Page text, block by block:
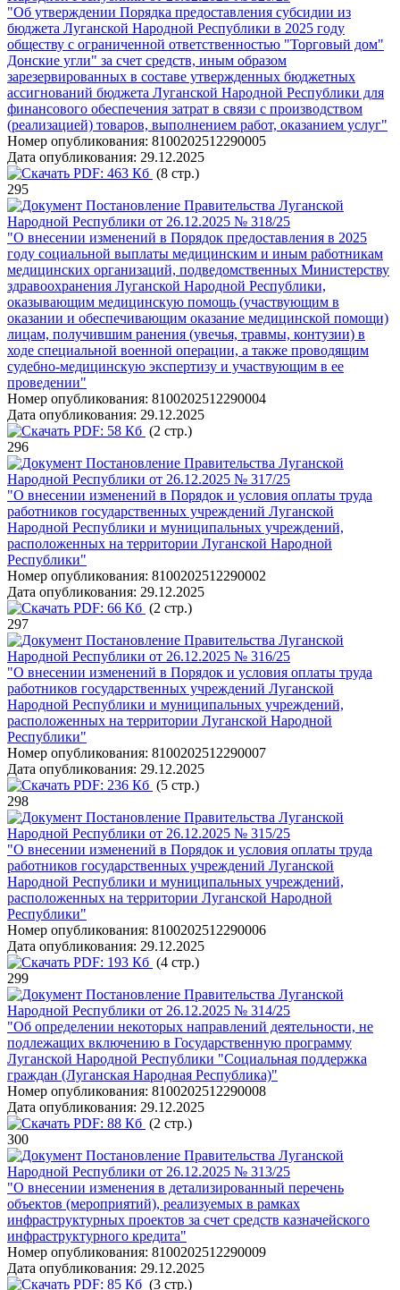
"Об утверждении Порядка предоставления субсидии из
бюджета Луганской Народной Республики в 2025 году
обществу с ограниченной ответственностью "Торговый дом"
Донские угли" за счет средств, иным образом
зарезервированных в составе утвержденных бюджетных
ассигнований бюджета Луганской Народной Республики для
финансового обеспечения затрат в связи с производством
(реализацией) товаров, выполнением работ, оказанием услуг"
Номер опубликования: 8100202512290005
Дата опубликования: 29.12.2025
PDF: 463 Кб (8 стр.)
295
Постановление Правительства Луганской
Народной Республики от 26.12.2025 № 318/25
"О внесении изменений в Порядок предоставления в 2025
году социальной выплаты медицинским и иным работникам
медицинских организаций, подведомственных Министерству
здравоохранения Луганской Народной Республики,
оказывающим медицинскую помощь (участвующим в
оказании и обеспечивающим оказание медицинской помощи)
лицам, получившим ранения (увечья, травмы, контузии) в
ходе специальной военной операции, а также проводящим
судебно-медицинскую экспертизу и участвующим в ее
проведении"
Номер опубликования: 8100202512290004
Дата опубликования: 29.12.2025
PDF: 58 Кб (2 стр.)
296
Постановление Правительства Луганской
Народной Республики от 26.12.2025 № 317/25
"О внесении изменений в Порядок и условия оплаты труда
работников государственных учреждений Луганской
Народной Республики и муниципальных учреждений,
расположенных на территории Луганской Народной
Республики"
Номер опубликования: 8100202512290002
Дата опубликования: 29.12.2025
PDF: 66 Кб (2 стр.)
297
Постановление Правительства Луганской
Народной Республики от 26.12.2025 № 316/25
"О внесении изменений в Порядок и условия оплаты труда
работников государственных учреждений Луганской
Народной Республики и муниципальных учреждений,
расположенных на территории Луганской Народной
Республики"
Номер опубликования: 8100202512290007
Дата опубликования: 29.12.2025
PDF: 236 Кб (5 стр.)
298
Постановление Правительства Луганской
Народной Республики от 26.12.2025 № 315/25
"О внесении изменений в Порядок и условия оплаты труда
работников государственных учреждений Луганской
Народной Республики и муниципальных учреждений,
расположенных на территории Луганской Народной
Республики"
Номер опубликования: 8100202512290006
Дата опубликования: 29.12.2025
PDF: 193 Кб (4 стр.)
299
Постановление Правительства Луганской
Народной Республики от 26.12.2025 № 314/25
"Об определении некоторых направлений деятельности, не
подлежащих включению в Государственную программу
Луганской Народной Республики "Социальная поддержка
граждан (Луганская Народная Республика)"
Номер опубликования: 8100202512290008
Дата опубликования: 29.12.2025
PDF: 88 Кб (2 стр.)
300
Постановление Правительства Луганской
Народной Республики от 26.12.2025 № 313/25
"О внесении изменения в детализированный перечень
объектов (мероприятий), реализуемых в рамках
инфраструктурных проектов за счет средств казначейского
инфраструктурного кредита"
Номер опубликования: 8100202512290009
Дата опубликования: 29.12.2025
PDF: 85 Кб (3 стр.)